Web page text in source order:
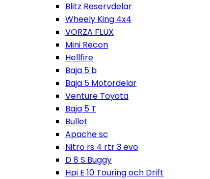
Blitz Reservdelar
Wheely King 4x4
VORZA FLUX
Mini Recon
Hellfire
Baja 5 b
Baja 5 Motordelar
Venture Toyota
Baja 5 T
Bullet
Apache sc
Nitro rs 4 rtr 3 evo
D 8 S Buggy
Hpi E 10 Touring och Drift